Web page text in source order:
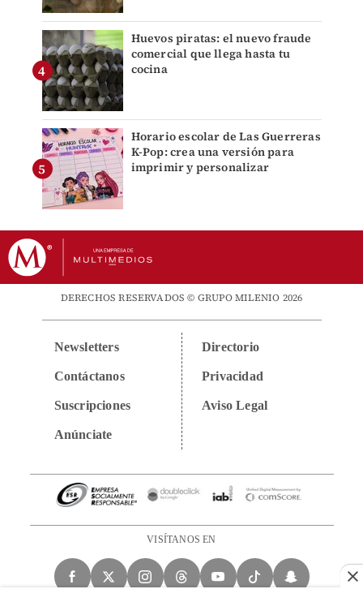
Huevos piratas: el nuevo fraude
comercial que llega hasta tu
cocina
Horario escolar de Las Guerreras
K-Pop: crea una versión para
imprimir y personalizar
DERECHOS RESERVADOS © GRUPO MILENIO 2026
Newsletters
Contáctanos
Suscripciones
Anúnciate
Directorio
Privacidad
Aviso Legal
VISÍTANOS EN